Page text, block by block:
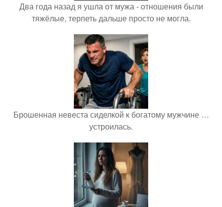
Два года назад я ушла от мужа - отношения были
тяжёлые, терпеть дальше просто не могла.
Брошенная невеста сиделкой к богатому мужчине …
устроилась.